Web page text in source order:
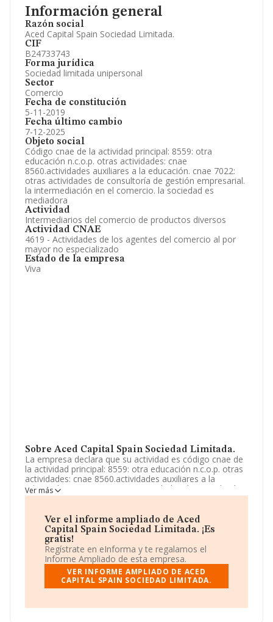
Información general
Razón social
Aced Capital Spain Sociedad Limitada.
CIF
B24733743
Forma jurídica
Sociedad limitada unipersonal
Sector
Comercio
Fecha de constitución
5-11-2019
Fecha último cambio
7-12-2025
Objeto social
Código cnae de la actividad principal: 8559: otra
educación n.c.o.p. otras actividades: cnae
8560.actividades auxiliares a la educación. cnae 7022:
otras actividades de consultoría de gestión empresarial.
la intermediación en el comercio. la sociedad es
mediadora
Actividad
Intermediarios del comercio de productos diversos
Actividad CNAE
4619 - Actividades de los agentes del comercio al por
mayor no especializado
Estado de la empresa
Viva
Sobre Aced Capital Spain Sociedad Limitada.
La empresa declara que su actividad es código cnae de
la actividad principal: 8559: otra educación n.c.o.p. otras
actividades: cnae 8560.actividades auxiliares a la
educación. cnae 7022: otras actividades de consultoría
de gestión empresarial. la intermediación en el
inscrita en el Registro Mercantil como Sociedad
Limitada. Su actividad CNAE es 'Intermediarios del
comercio de productos diversos' con código 4619. La
compañía no tiene actividad en mercados exteriores.
Dentro del ranking de empresas elaborado por
INFORMA, atendiendo a los niveles de facturación de la
empresa, se destaca que: en 2024 la empresa ha
del 3.680 al 2.566. Éstas son algunas de las empresas
Ver más
Ver el informe ampliado de Aced
Capital Spain Sociedad Limitada. ¡Es
gratis!
Regístrate en eInforma y te regalamos el
Informe Ampliado de esta empresa.
VER INFORME AMPLIADO DE ACED
CAPITAL SPAIN SOCIEDAD LIMITADA.
Información oficial y registral complementaria.